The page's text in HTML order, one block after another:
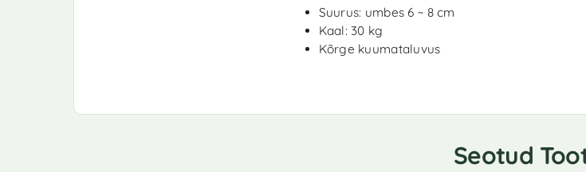
Suurus: umbes 6 ~ 8 cm
Kaal: 30 kg
Kõrge kuumataluvus
Seotud